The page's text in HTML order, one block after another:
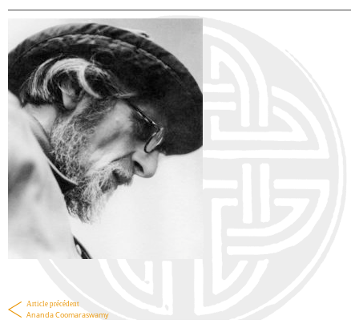
Article précédent
Ananda Coomaraswamy